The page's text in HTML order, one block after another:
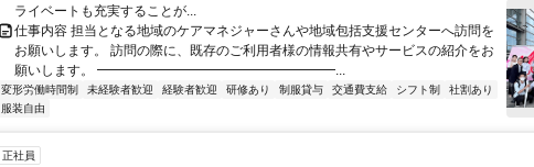
ライベートも充実することが...
仕事内容 担当となる地域のケアマネジャーさんや地域包括支援センターへ訪問を
お願いします。 訪問の際に、既存のご利用者様の情報共有やサービスの紹介をお
願いします。 ━━━━━━━━━━━━━━━━━━...
変形労働時間制 未経験者歓迎 経験者歓迎 研修あり 制服貸与 交通費支給 シフト制
社割あり
服装自由
正社員